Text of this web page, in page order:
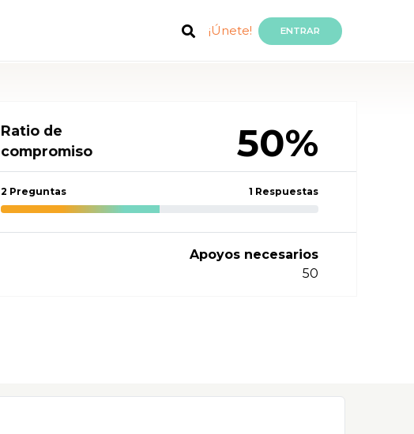
¡Únete! ENTRAR
Ratio de
compromiso
50%
2 Preguntas 1 Respuestas
Apoyos necesarios
50